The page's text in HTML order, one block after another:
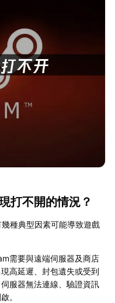
打不開的情況？
種典型因素可能導致遊戲
需要與遠端伺服器及商店
高延遲、封包遺失或受到
服器無法連線、驗證資訊
。